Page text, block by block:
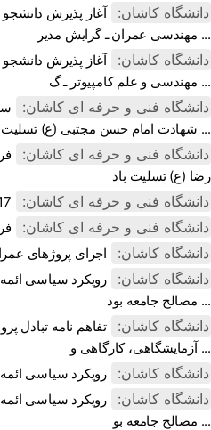
دانشگاه کاشان:
آغاز پذیرش
مهندسی عمران ـ گرایش مدیر ...
دانشگاه کاشان:
آغاز پذیرش
مهندسی و علم کامپیوتر ـ گ ...
دانشگاه فنی و حرفه ای کاشان:
شهادت امام حسن مجتبی (ع) تسلیت باد ...
دانشگاه فنی و حرفه ای کاشان:
رضا (ع) تسلیت باد
دانشگاه فنی و حرفه ای کاشان: 17 مرداد روز
دانشگاه فنی و حرفه ای کاشان:
دانشگاه کاشان: اجرای پروژهای
دانشگاه کاشان:
رویکرد سیاسی ائمه
مصالح جامعه بود ...
دانشگاه کاشان:
تفاهم نامه تبادل
آزمایشگاهی، کارگاهی و ...
دانشگاه کاشان: رویکرد سیاسی
دانشگاه کاشان:
رویکرد سیاسی ائمه
مصالح جامعه بو ...